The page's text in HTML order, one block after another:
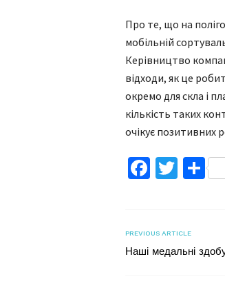
Про те, що на
мобільній
Керівництво
відходи, як це
окремо для скла і
кількість таких
очікує позитивних
Facebook
PREVIOUS ARTICLE
Наші медальні